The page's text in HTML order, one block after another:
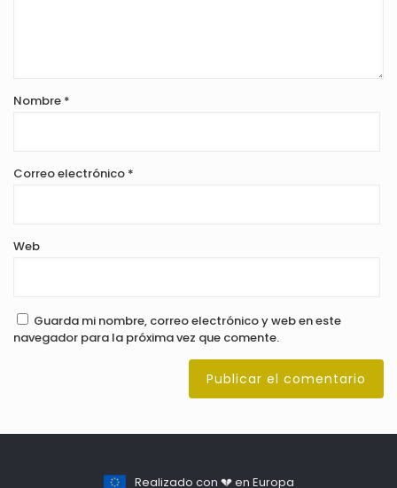
Nombre *
Correo electrónico *
Web
Guarda mi nombre, correo electrónico y web en este
navegador para la próxima vez que comente.
Realizado con 💔 en Europa